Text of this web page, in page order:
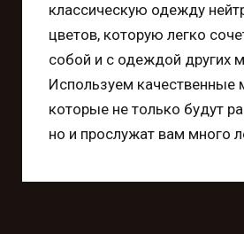
классическую одежду
цветов, которую легко
собой и с одеждой других
Используем качественные
которые не только будут
но и прослужат вам много